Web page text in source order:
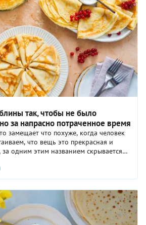
так, чтобы не было
за напрасно потраченное время
замещает что похуже, когда человек
что вещь это прекрасная и
одним этим названием скрывается
разных рецепта, которые вы